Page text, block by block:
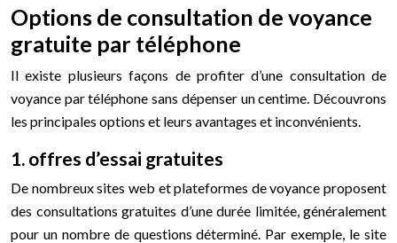
Options de consultation de voyance
gratuite par téléphone
Il existe plusieurs façons de profiter d’une consultation de
voyance par téléphone sans dépenser un centime. Découvrons
les principales options et leurs avantages et inconvénients.
1. offres d’essai gratuites
De nombreux sites web et plateformes de voyance proposent
des consultations gratuites d’une durée limitée, généralement
pour un nombre de questions déterminé. Par exemple, le site